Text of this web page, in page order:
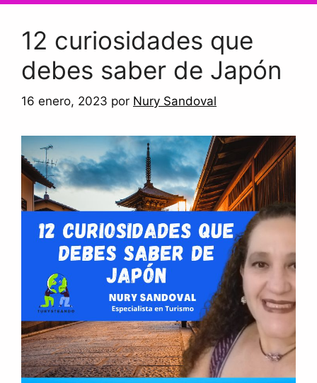
12 curiosidades que
debes saber de Japón
16 enero, 2023 por Nury Sandoval